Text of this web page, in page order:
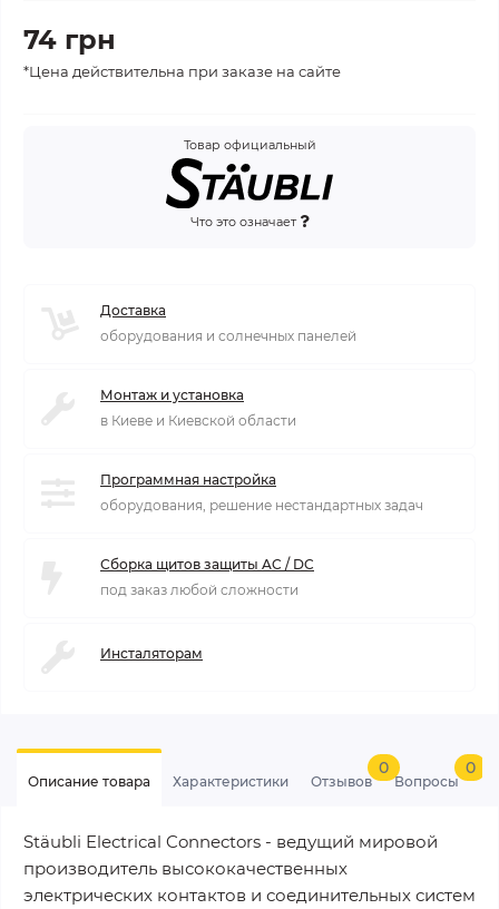
74 грн
*Цена действительна при заказе на сайте
Товар официальный
Что это означает
Доставка
оборудования и солнечных панелей
Монтаж и установка
в Киеве и Киевской области
Программная настройка
оборудования, решение нестандартных задач
Сборка щитов защиты AC / DC
под заказ любой сложности
Инсталяторам
Описание товара Характеристики Отзывов
0
Вопросы
0
Stäubli Electrical Connectors - ведущий мировой
производитель высококачественных
электрических контактов и соединительных систем